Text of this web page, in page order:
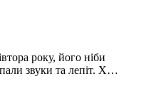
року, його ніби
звуки та лепіт. Х…